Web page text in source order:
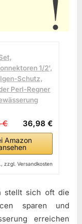
1/2',
Schutz,
Perl-Regner
36,98 €
€
Amazon
zzgl. Versandkosten
stellt sich oft die
sparen und
erreichen